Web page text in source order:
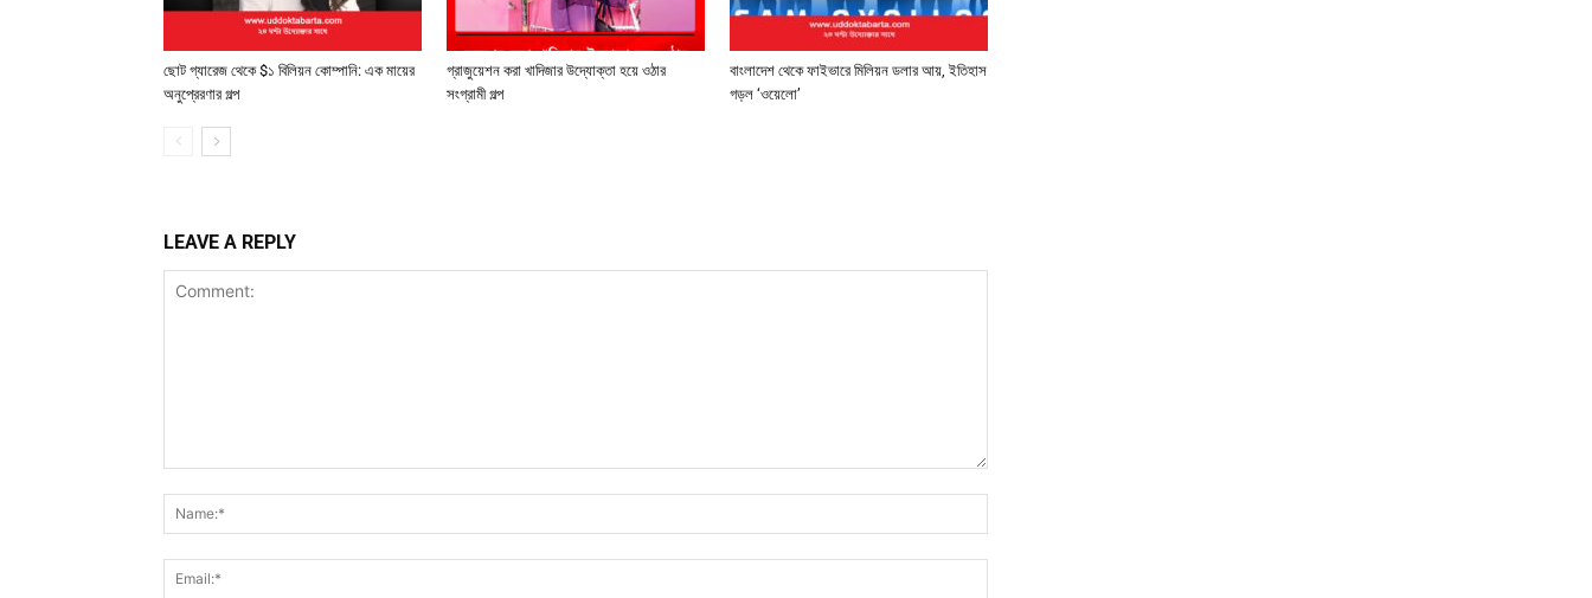
ছোট গ্যারেজ থেকে $১ বিলিয়ন কোম্পানি: এক মায়ের
অনুপ্রেরণার গল্প
গ্রাজুয়েশন করা খাদিজার উদ্যোক্তা হয়ে ওঠার
সংগ্রামী গল্প
বাংলাদেশ থেকে ফাইভারে মিলিয়ন ডলার আয়, ইতিহাস
গড়ল ‘ওয়েলো’
LEAVE A REPLY